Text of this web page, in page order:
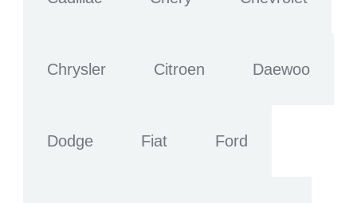
Chrysler Citroen Daewoo
Dodge Fiat Ford